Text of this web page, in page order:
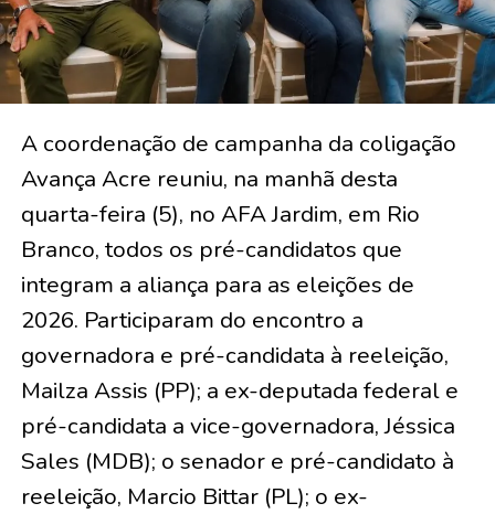
A coordenação de campanha da coligação
Avança Acre reuniu, na manhã desta
quarta-feira (5), no AFA Jardim, em Rio
Branco, todos os pré-candidatos que
integram a aliança para as eleições de
2026. Participaram do encontro a
governadora e pré-candidata à reeleição,
Mailza Assis (PP); a ex-deputada federal e
pré-candidata a vice-governadora, Jéssica
Sales (MDB); o senador e pré-candidato à
reeleição, Marcio Bittar (PL); o ex-